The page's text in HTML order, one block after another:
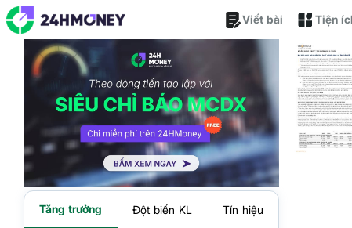
Viết bài Tiện
Tăng trưởng Đột biến KL Tín hiệu